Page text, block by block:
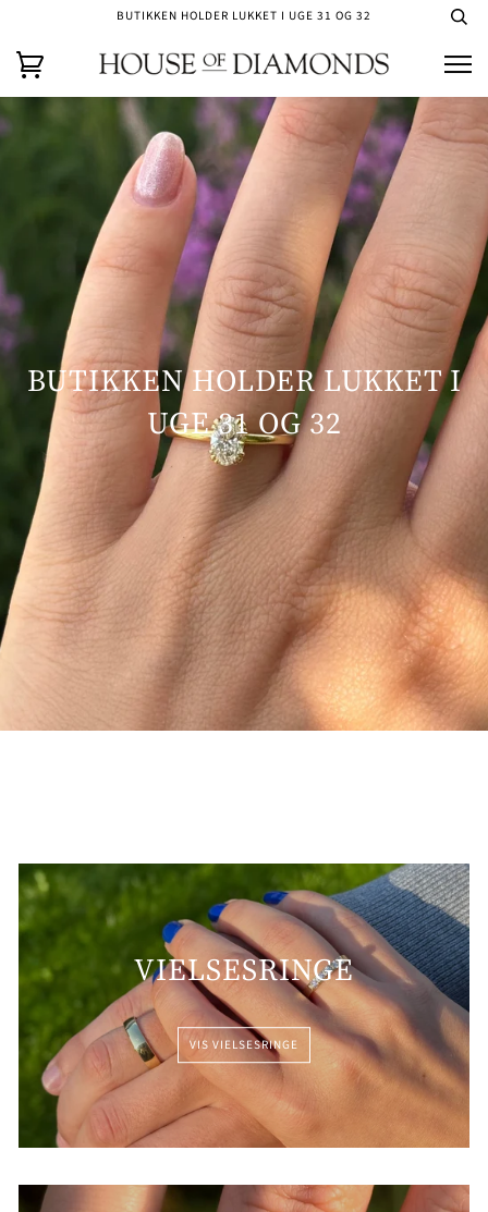
BUTIKKEN HOLDER LUKKET I UGE 31 OG 32
BUTIKKEN HOLDER LUKKET I
UGE 31 OG 32
VIELSESRINGE
VIS VIELSESRINGE